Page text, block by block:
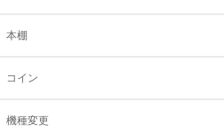
本棚
コイン
機種変更